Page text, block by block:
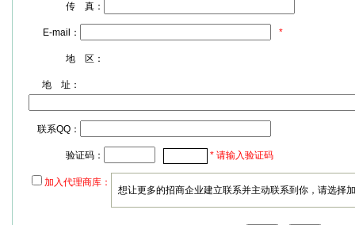
传 真：
E-mail： *
地 区：
地 址：
联系QQ：
验证码： * 请输入验证码
加入代理商库：
想让更多的招商企业建立联系并主动联系到你，请选择